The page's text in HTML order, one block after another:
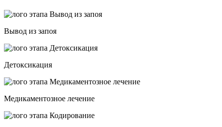
Вывод из запоя
Детоксикация
Медикаментозное лечение